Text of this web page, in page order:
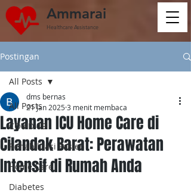
Ammarai
Healthcare Assistance
Postingan
All Posts
COVID-19
Rehabilitasi Pasien
Home Care
Diabetes
All Posts
Layanan ICU Home Care di
Cilandak Barat: Perawatan
Intensif di Rumah Anda
dms bernas
21 Jan 20253 menit membaca